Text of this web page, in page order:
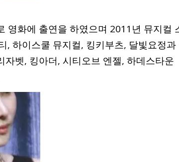
영화에 출연을 하였으며 2011년 뮤지컬
, 하이스쿨 뮤지컬, 킹키부츠, 달빛요정과
벳, 킹아더, 시티오브 엔젤, 하데스타운